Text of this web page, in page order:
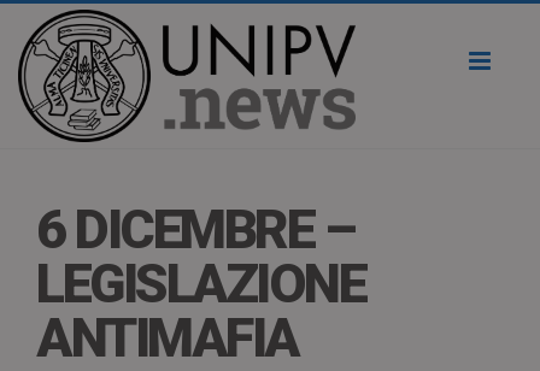
6 DICEMBRE –
LEGISLAZIONE
ANTIMAFIA